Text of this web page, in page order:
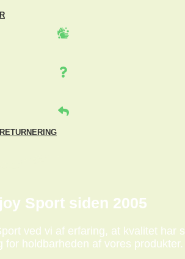
Sport siden 2005
ved vi af erfaring, at kvalitet har
for holdbarheden af vores produkter.